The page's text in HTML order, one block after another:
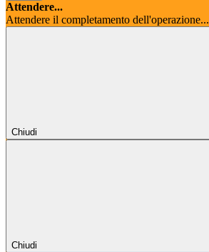
Attendere...
Attendere il completamento dell'operazione...
Chiudi
Chiudi